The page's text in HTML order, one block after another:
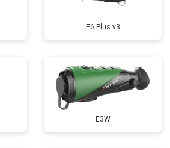
E6 Plus v3
E3W